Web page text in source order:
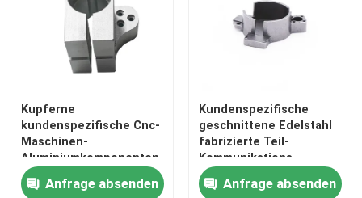
Kupferne
kundenspezifische Cnc-
Maschinen-
Aluminiumkomponenten
Achse Cnc 5 Achse Cnc
4
Anfrage absenden
Kundenspezifische
geschnittene Edelstahl
fabrizierte Teil-
Kommunikations-
Apparatebasis
Anfrage absenden